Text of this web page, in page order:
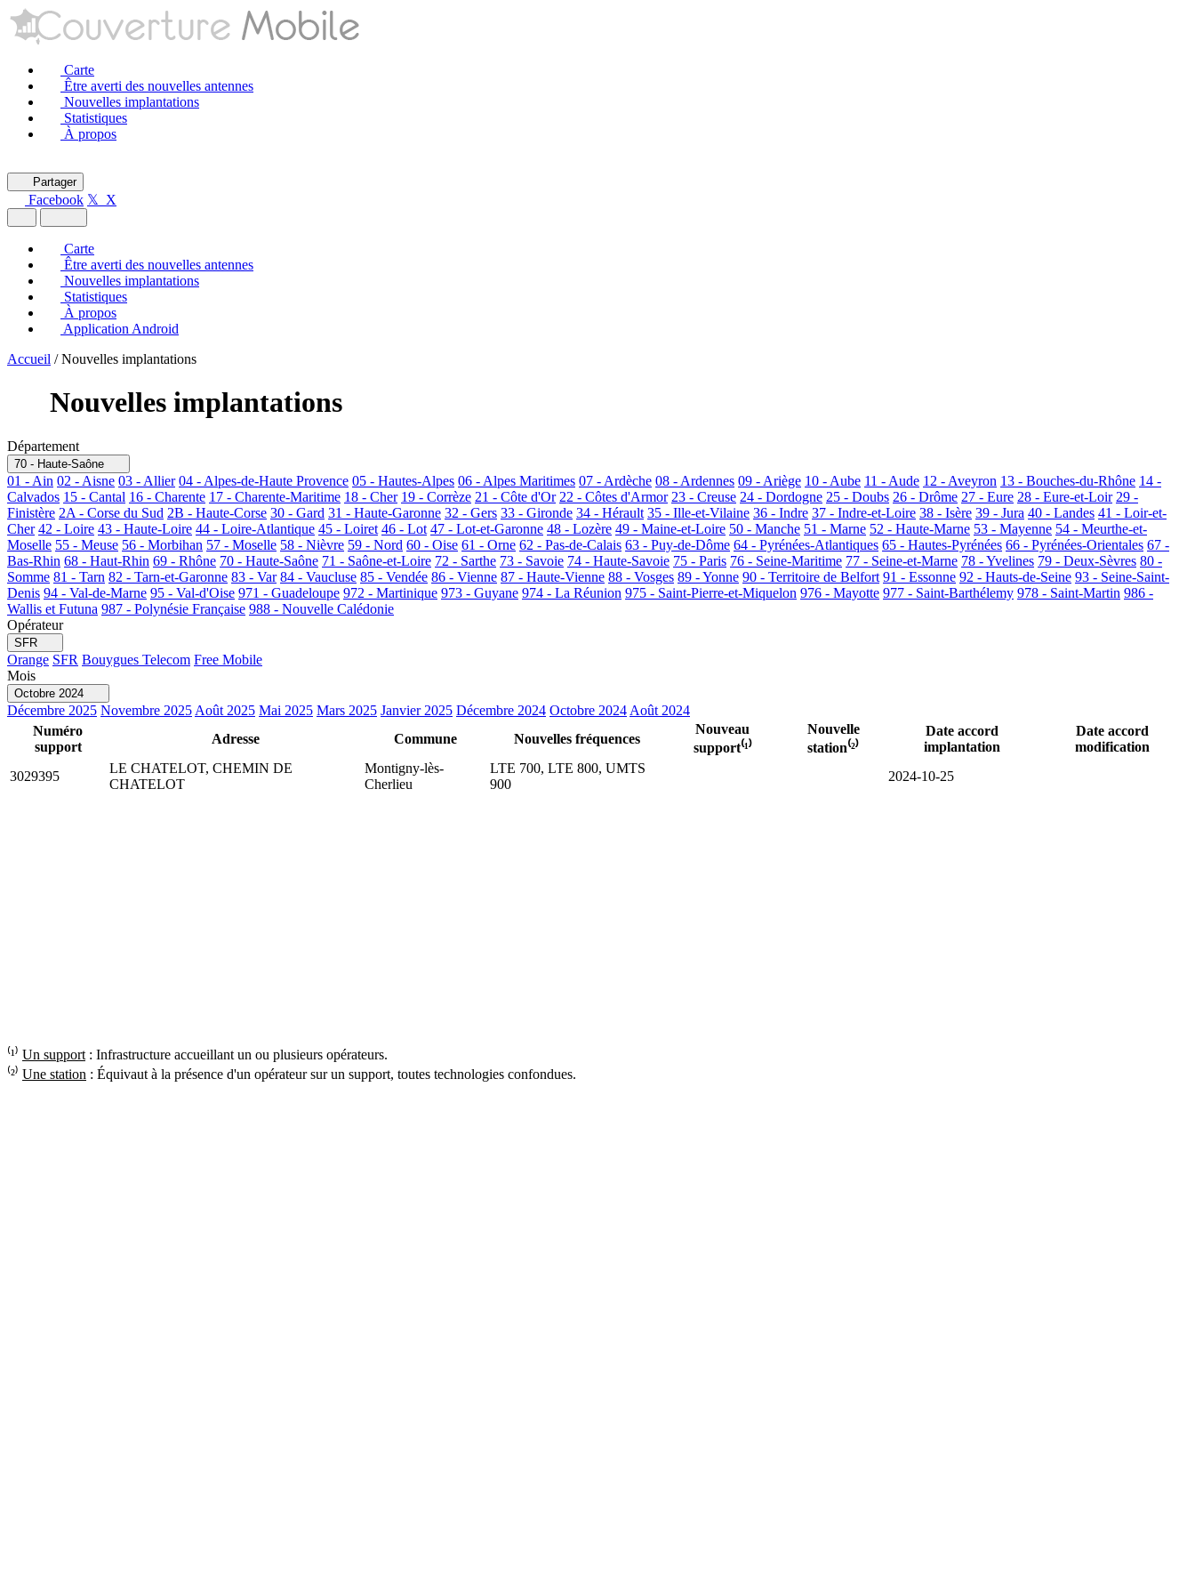
Carte
Être averti des nouvelles antennes
Nouvelles implantations
Statistiques
À propos
Partager
Facebook 𝕏 X
Carte
Être averti des nouvelles antennes
Nouvelles implantations
Statistiques
À propos
Application Android
Accueil / Nouvelles implantations
Nouvelles implantations
Département
70 - Haute-Saône
01 - Ain 02 - Aisne 03 - Allier 04 - Alpes-de-Haute Provence 05 - Hautes-Alpes 06 - Alpes Maritimes 07 - Ardèche 08 - Ardennes 09 - Ariège 10 - Aube 11 - Aude 12 - Aveyron 13 - Bouches-du-Rhône 14 -
Calvados 15 - Cantal 16 - Charente 17 - Charente-Maritime 18 - Cher 19 - Corrèze 21 - Côte d'Or 22 - Côtes d'Armor 23 - Creuse 24 - Dordogne 25 - Doubs 26 - Drôme 27 - Eure 28 - Eure-et-Loir 29 -
Finistère 2A - Corse du Sud 2B - Haute-Corse 30 - Gard 31 - Haute-Garonne 32 - Gers 33 - Gironde 34 - Hérault 35 - Ille-et-Vilaine 36 - Indre 37 - Indre-et-Loire 38 - Isère 39 - Jura 40 - Landes 41 - Loir-et-
Cher 42 - Loire 43 - Haute-Loire 44 - Loire-Atlantique 45 - Loiret 46 - Lot 47 - Lot-et-Garonne 48 - Lozère 49 - Maine-et-Loire 50 - Manche 51 - Marne 52 - Haute-Marne 53 - Mayenne 54 - Meurthe-et-
Moselle 55 - Meuse 56 - Morbihan 57 - Moselle 58 - Nièvre 59 - Nord 60 - Oise 61 - Orne 62 - Pas-de-Calais 63 - Puy-de-Dôme 64 - Pyrénées-Atlantiques 65 - Hautes-Pyrénées 66 - Pyrénées-Orientales 67 -
Bas-Rhin 68 - Haut-Rhin 69 - Rhône 70 - Haute-Saône 71 - Saône-et-Loire 72 - Sarthe 73 - Savoie 74 - Haute-Savoie 75 - Paris 76 - Seine-Maritime 77 - Seine-et-Marne 78 - Yvelines 79 - Deux-Sèvres 80 -
Somme 81 - Tarn 82 - Tarn-et-Garonne 83 - Var 84 - Vaucluse 85 - Vendée 86 - Vienne 87 - Haute-Vienne 88 - Vosges 89 - Yonne 90 - Territoire de Belfort 91 - Essonne 92 - Hauts-de-Seine 93 - Seine-Saint-
Denis 94 - Val-de-Marne 95 - Val-d'Oise 971 - Guadeloupe 972 - Martinique 973 - Guyane 974 - La Réunion 975 - Saint-Pierre-et-Miquelon 976 - Mayotte 977 - Saint-Barthélemy 978 - Saint-Martin 986 -
Wallis et Futuna 987 - Polynésie Française 988 - Nouvelle Calédonie
Opérateur
SFR
Orange SFR Bouygues Telecom Free Mobile
Mois
Octobre 2024
Décembre 2025 Novembre 2025 Août 2025 Mai 2025 Mars 2025 Janvier 2025 Décembre 2024 Octobre 2024 Août 2024
Numéro
support
Adresse Commune Nouvelles fréquences
Nouveau
support⁽¹⁾
Nouvelle
station⁽²⁾
Date accord
implantation
Date accord
modification
3029395
LE CHATELOT, CHEMIN DE
CHATELOT
Montigny-lès-
Cherlieu
LTE 700, LTE 800, UMTS
900
2024-10-25
⁽¹⁾ Un support : Infrastructure accueillant un ou plusieurs opérateurs.
⁽²⁾ Une station : Équivaut à la présence d'un opérateur sur un support, toutes technologies confondues.